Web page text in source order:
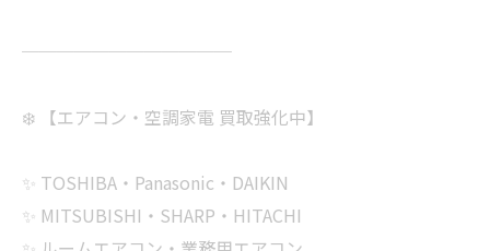
────────────
❄️ 【エアコン・空調家電 買取強化中】
✨ TOSHIBA・Panasonic・DAIKIN
✨ MITSUBISHI・SHARP・HITACHI